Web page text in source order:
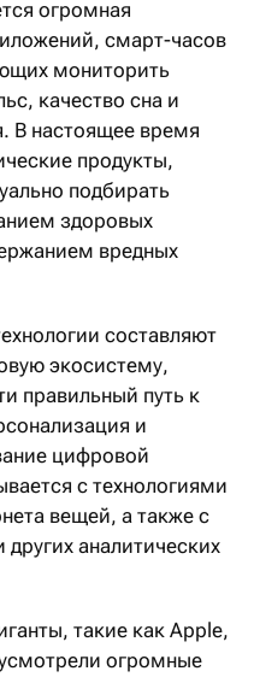
огромная
смарт-часов
мониторить
качество сна и
В настоящее время
продукты,
подбирать
здоровых
вредных
составляют
экосистему,
правильный путь к
и
цифровой
с технологиями
вещей, а также с
аналитических
такие как Apple,
огромные